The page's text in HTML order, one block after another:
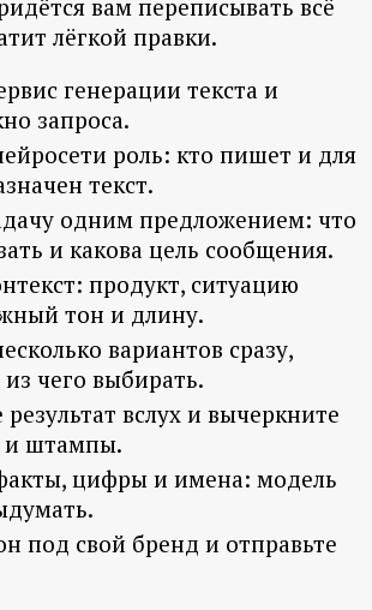
вам переписывать всё
лёгкой правки.
генерации текста и
запроса.
роль: кто пишет и для
текст.
одним предложением: что
и какова цель сообщения.
продукт, ситуацию
тон и длину.
вариантов сразу,
чего выбирать.
вслух и вычеркните
и штампы.
цифры и имена: модель
под свой бренд и отправьте